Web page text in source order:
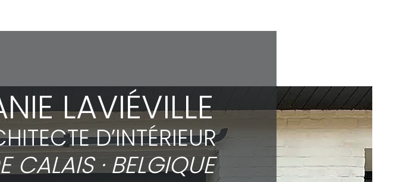
LAVIÉVILLE
D’INTÉRIEUR
CALAIS · BELGIQUE